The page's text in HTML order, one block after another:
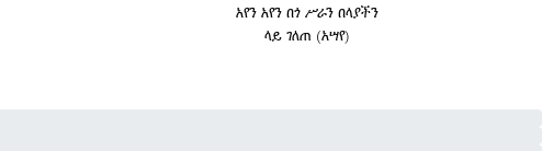
አየን አየን በጎ ሥራን በላያችን
ላይ ገለጠ (አሣየ)